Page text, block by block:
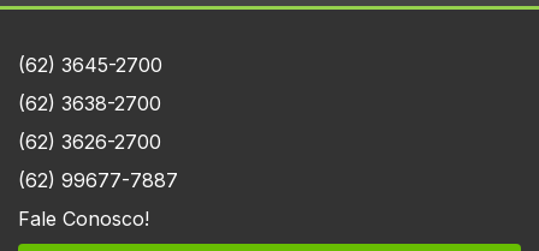
(62) 3645-2700
(62) 3638-2700
(62) 3626-2700
(62) 99677-7887
Fale Conosco!